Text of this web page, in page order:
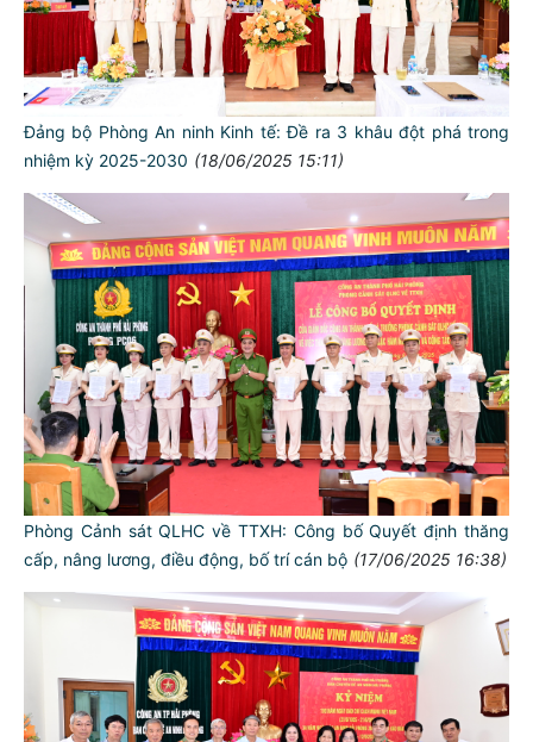
Đảng bộ Phòng An ninh Kinh tế: Đề ra 3 khâu đột phá trong
nhiệm kỳ 2025-2030 (18/06/2025 15:11)
Phòng Cảnh sát QLHC về TTXH: Công bố Quyết định thăng
cấp, nâng lương, điều động, bố trí cán bộ (17/06/2025 16:38)